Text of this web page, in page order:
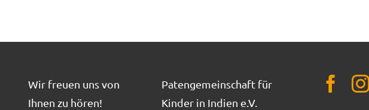
Wir freuen uns von
Ihnen zu hören!
Patengemeinschaft für
Kinder in Indien e.V.